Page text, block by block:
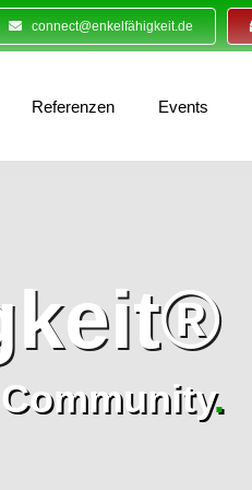
connect@enkelfähigkeit.de
Referenzen Events
.